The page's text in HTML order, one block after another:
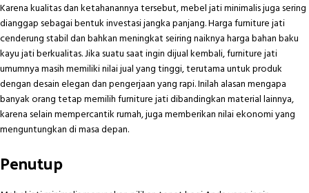
Karena kualitas dan ketahanannya tersebut, mebel jati minimalis juga sering
dianggap sebagai bentuk investasi jangka panjang. Harga furniture jati
cenderung stabil dan bahkan meningkat seiring naiknya harga bahan baku
kayu jati berkualitas. Jika suatu saat ingin dijual kembali, furniture jati
umumnya masih memiliki nilai jual yang tinggi, terutama untuk produk
dengan desain elegan dan pengerjaan yang rapi. Inilah alasan mengapa
banyak orang tetap memilih furniture jati dibandingkan material lainnya,
karena selain mempercantik rumah, juga memberikan nilai ekonomi yang
menguntungkan di masa depan.
Penutup